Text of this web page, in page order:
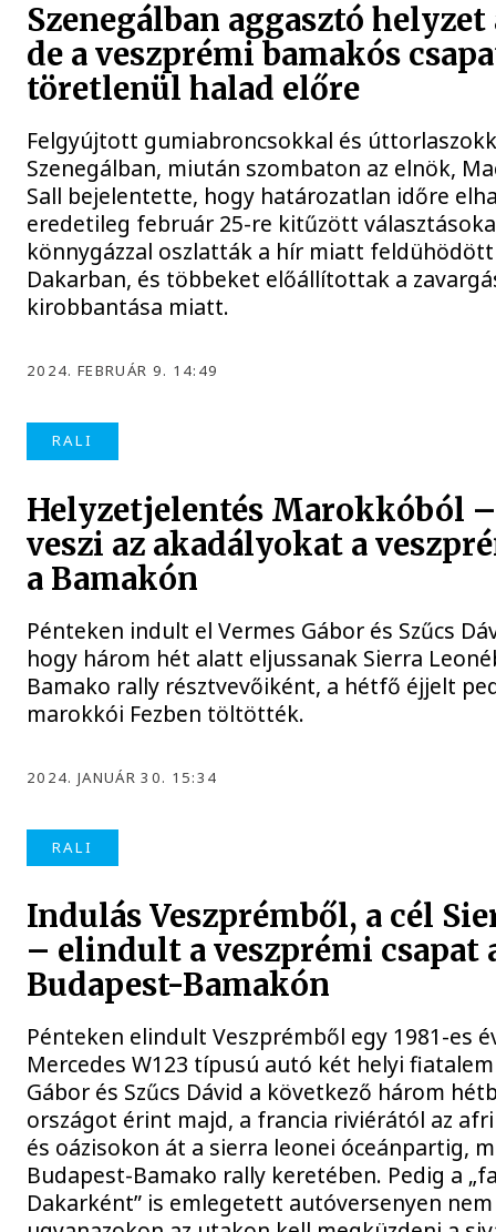
Szenegálban aggasztó
de a veszprémi bamakós
töretlenül halad előre
Felgyújtott gumiabroncsokkal és
Szenegálban, miután szombaton az elnök,
Sall bejelentette, hogy határozatlan időre
eredetileg február 25-re kitűzött
könnygázzal oszlatták a hír miatt
Dakarban, és többeket előállítottak a
kirobbantása miatt.
2024. FEBRUÁR 9. 14:49
RALI
Helyzetjelentés Marokkóból
veszi az akadályokat a
a Bamakón
Pénteken indult el Vermes Gábor és Szűcs
hogy három hét alatt eljussanak Sierra
Bamako rally résztvevőiként, a hétfő éjjelt
marokkói Fezben töltötték.
2024. JANUÁR 30. 15:34
RALI
Indulás Veszprémből, a cél
– elindult a veszprémi csapat
Budapest-Bamakón
Pénteken elindult Veszprémből egy 1981-es
Mercedes W123 típusú autó két helyi
Gábor és Szűcs Dávid a következő három
országot érint majd, a francia riviérától az
és oázisokon át a sierra leonei óceánpartig,
Budapest-Bamako rally keretében. Pedig a
Dakarként” is emlegetett autóversenyen